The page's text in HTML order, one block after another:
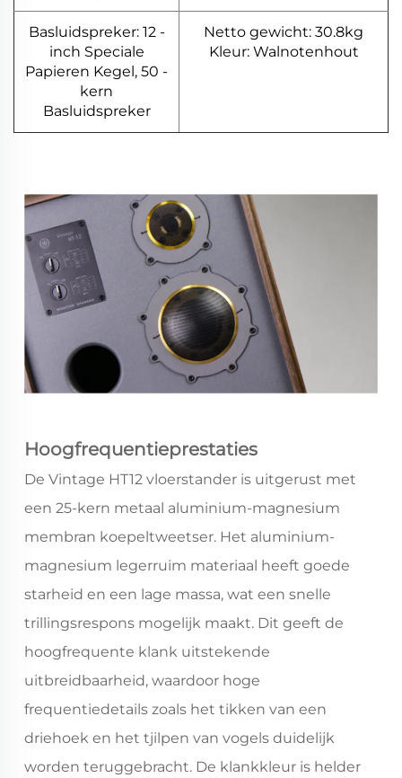
Basluidspreker: 12 -
inch Speciale
Papieren Kegel, 50 -
kern
Basluidspreker
Netto gewicht: 30.8kg
Kleur: Walnotenhout
Hoogfrequentieprestaties
De Vintage HT12 vloerstander is uitgerust met
een 25-kern metaal aluminium-magnesium
membran koepeltweetser. Het aluminium-
magnesium legerruim materiaal heeft goede
starheid en een lage massa, wat een snelle
trillingsrespons mogelijk maakt. Dit geeft de
hoogfrequente klank uitstekende
uitbreidbaarheid, waardoor hoge
frequentiedetails zoals het tikken van een
driehoek en het tjilpen van vogels duidelijk
worden teruggebracht. De klankkleur is helder